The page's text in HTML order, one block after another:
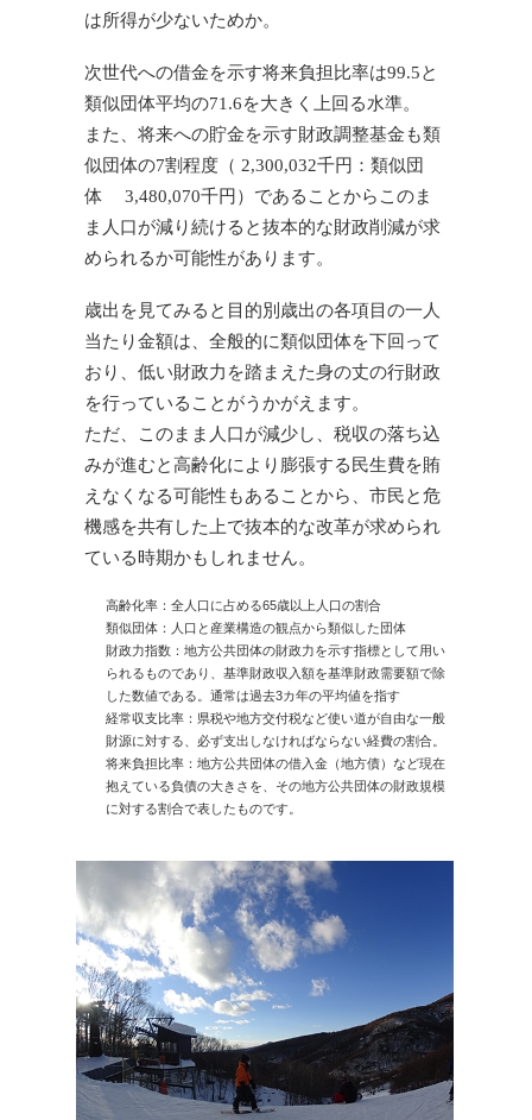
は所得が少ないためか。
次世代への借金を示す将来負担比率は99.5と
類似団体平均の71.6を大きく上回る水準。
また、将来への貯金を示す財政調整基金も類
似団体の7割程度（ 2,300,032千円：類似団
体 3,480,070千円）であることからこのま
ま人口が減り続けると抜本的な財政削減が求
められるか可能性があります。
歳出を見てみると目的別歳出の各項目の一人
当たり金額は、全般的に類似団体を下回って
おり、低い財政力を踏まえた身の丈の行財政
を行っていることがうかがえます。
ただ、このまま人口が減少し、税収の落ち込
みが進むと高齢化により膨張する民生費を賄
えなくなる可能性もあることから、市民と危
機感を共有した上で抜本的な改革が求められ
ている時期かもしれません。
高齢化率：全人口に占める65歳以上人口の割合
類似団体：人口と産業構造の観点から類似した団体
財政力指数：地方公共団体の財政力を示す指標として用い
られるものであり、基準財政収入額を基準財政需要額で除
した数値である。通常は過去3カ年の平均値を指す
経常収支比率：県税や地方交付税など使い道が自由な一般
財源に対する、必ず支出しなければならない経費の割合。
将来負担比率：地方公共団体の借入金（地方債）など現在
抱えている負債の大きさを、その地方公共団体の財政規模
に対する割合で表したものです。